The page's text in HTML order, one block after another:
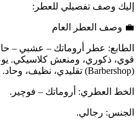
إليك وصف تفصيلي للعطر:
💼 وصف العطر العام
قوي، ذكوري، ومنعش كلاسيكي.
(Barbershop) تقليدي، نظيف، وحاد.
الخط العطري: أروماتك – فوچير.
الجنس: رجالي.